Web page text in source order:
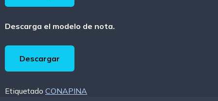
Descarga el modelo de nota.
Descargar
Etiquetado CONAPINA